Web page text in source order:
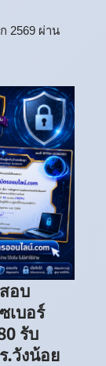
2569 ผ่าน
อบ
เบอร์
รับ
.วังน้อย